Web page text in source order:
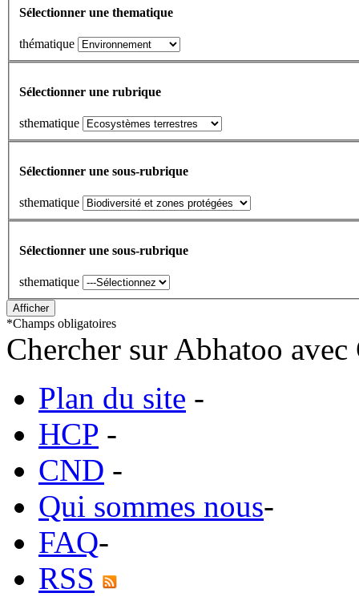
Sélectionner une thematique
thématique
Sélectionner une rubrique
sthematique
Sélectionner une sous-rubrique
sthematique
Sélectionner une sous-rubrique
sthematique
*Champs obligatoires
Chercher sur Abhatoo
Plan du site -
HCP -
CND -
Qui sommes nous-
FAQ-
RSS